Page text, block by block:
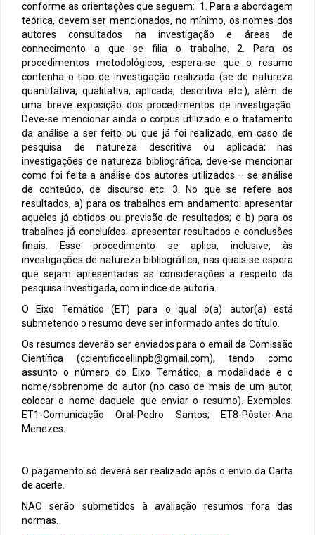
conforme as orientações que seguem: 1. Para a abordagem
teórica, devem ser mencionados, no mínimo, os nomes dos
autores consultados na investigação e áreas de
conhecimento a que se filia o trabalho. 2. Para os
procedimentos metodológicos, espera-se que o resumo
contenha o tipo de investigação realizada (se de natureza
quantitativa, qualitativa, aplicada, descritiva etc.), além de
uma breve exposição dos procedimentos de investigação.
Deve-se mencionar ainda o corpus utilizado e o tratamento
da análise a ser feito ou que já foi realizado, em caso de
pesquisa de natureza descritiva ou aplicada; nas
investigações de natureza bibliográfica, deve-se mencionar
como foi feita a análise dos autores utilizados – se análise
de conteúdo, de discurso etc. 3. No que se refere aos
resultados, a) para os trabalhos em andamento: apresentar
aqueles já obtidos ou previsão de resultados; e b) para os
trabalhos já concluídos: apresentar resultados e conclusões
finais. Esse procedimento se aplica, inclusive, às
investigações de natureza bibliográfica, nas quais se espera
que sejam apresentadas as considerações a respeito da
pesquisa investigada, com índice de autoria.
O Eixo Temático (ET) para o qual o(a) autor(a) está
submetendo o resumo deve ser informado antes do título.
Os resumos deverão ser enviados para o email da Comissão
Científica (ccientificoellinpb@gmail.com), tendo como
assunto o número do Eixo Temático, a modalidade e o
nome/sobrenome do autor (no caso de mais de um autor,
colocar o nome daquele que enviar o resumo). Exemplos:
ET1-Comunicação Oral-Pedro Santos; ET8-Pôster-Ana
Menezes.
O pagamento só deverá ser realizado após o envio da Carta
de aceite.
NÃO serão submetidos à avaliação resumos fora das
normas.